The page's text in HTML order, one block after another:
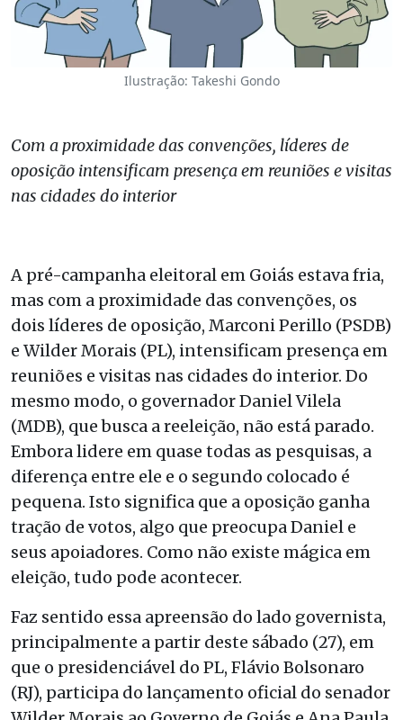
Ilustração: Takeshi Gondo
Com a proximidade das convenções, líderes de
oposição intensificam presença em reuniões e visitas
nas cidades do interior
A pré-campanha eleitoral em Goiás estava fria,
mas com a proximidade das convenções, os
dois líderes de oposição, Marconi Perillo (PSDB)
e Wilder Morais (PL), intensificam presença em
reuniões e visitas nas cidades do interior. Do
mesmo modo, o governador Daniel Vilela
(MDB), que busca a reeleição, não está parado.
Embora lidere em quase todas as pesquisas, a
diferença entre ele e o segundo colocado é
pequena. Isto significa que a oposição ganha
tração de votos, algo que preocupa Daniel e
seus apoiadores. Como não existe mágica em
eleição, tudo pode acontecer.
Faz sentido essa apreensão do lado governista,
principalmente a partir deste sábado (27), em
que o presidenciável do PL, Flávio Bolsonaro
(RJ), participa do lançamento oficial do senador